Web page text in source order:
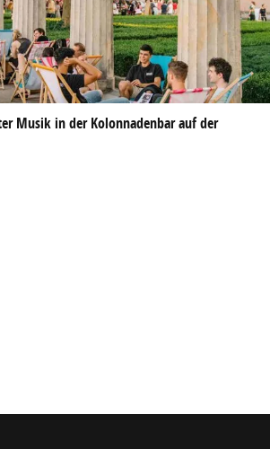
Musik in der Kolonnadenbar auf der